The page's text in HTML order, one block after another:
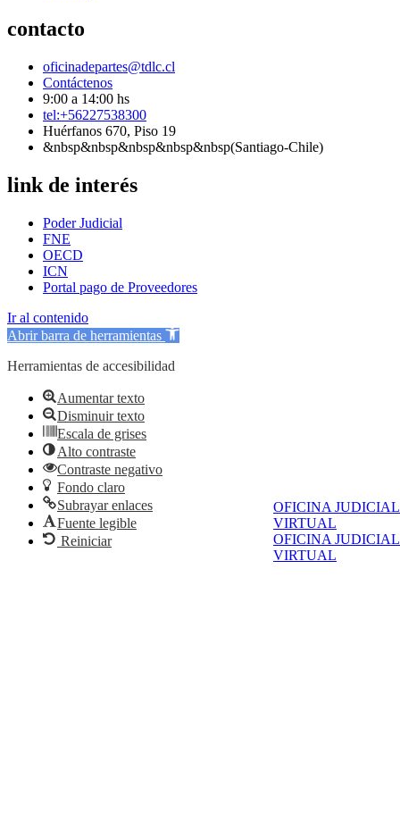
OFICINA JUDICIAL
VIRTUAL
OFICINA JUDICIAL
VIRTUAL
contacto
oficinadepartes@tdlc.cl
Contáctenos
9:00 a 14:00 hs
tel:+56227538300
Huérfanos 670, Piso 19
&nbsp&nbsp&nbsp&nbsp&nbsp(Santiago-Chile)
link de interés
Poder Judicial
FNE
OECD
ICN
Portal pago de Proveedores
Ir al contenido
Abrir barra de herramientas
Herramientas de accesibilidad
Aumentar texto
Disminuir texto
Escala de grises
Alto contraste
Contraste negativo
Fondo claro
Subrayar enlaces
Fuente legible
Reiniciar